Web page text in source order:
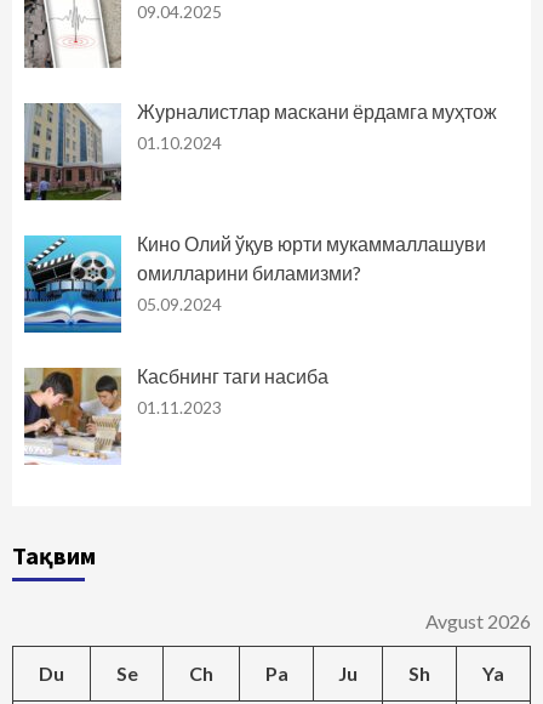
09.04.2025
Журналистлар маскани ёрдамга муҳтож
01.10.2024
Кино Олий ўқув юрти мукаммаллашуви
омилларини биламизми?
05.09.2024
Касбнинг таги насиба
01.11.2023
Тақвим
Avgust 2026
Du Se Ch Pa Ju Sh Ya